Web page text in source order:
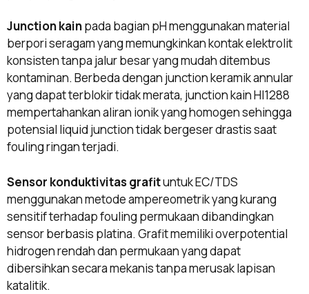
Junction kainpada bagian pH menggunakan material
berpori seragam yang memungkinkan kontak elektrolit
konsisten tanpa jalur besar yang mudah ditembus
kontaminan. Berbeda dengan junction keramik annular
yang dapat terblokir tidak merata, junction kain HI1288
mempertahankan aliran ionik yang homogen sehingga
potensial liquid junction tidak bergeser drastis saat
fouling ringan terjadi.
Sensor konduktivitas grafituntuk EC/TDS
menggunakan metode ampereometrik yang kurang
sensitif terhadap fouling permukaan dibandingkan
sensor berbasis platina. Grafit memiliki overpotential
hidrogen rendah dan permukaan yang dapat
dibersihkan secara mekanis tanpa merusak lapisan
katalitik.